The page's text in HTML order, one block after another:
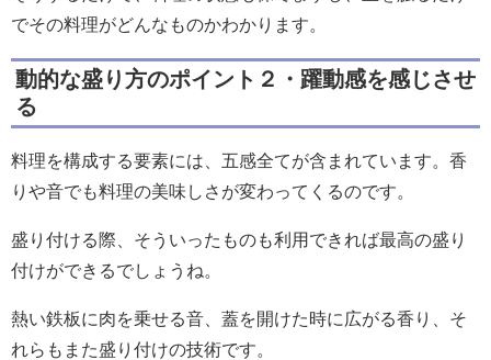
でその料理がどんなものかわかります。
動的な盛り方のポイント２・躍動感を感じさせ
る
料理を構成する要素には、五感全てが含まれています。香
りや音でも料理の美味しさが変わってくるのです。
盛り付ける際、そういったものも利用できれば最高の盛り
付けができるでしょうね。
熱い鉄板に肉を乗せる音、蓋を開けた時に広がる香り、そ
れらもまた盛り付けの技術です。